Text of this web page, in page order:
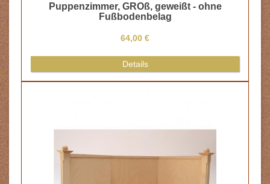
Puppenzimmer, GROß, geweißt - ohne
Fußbodenbelag
64,00 €
Details